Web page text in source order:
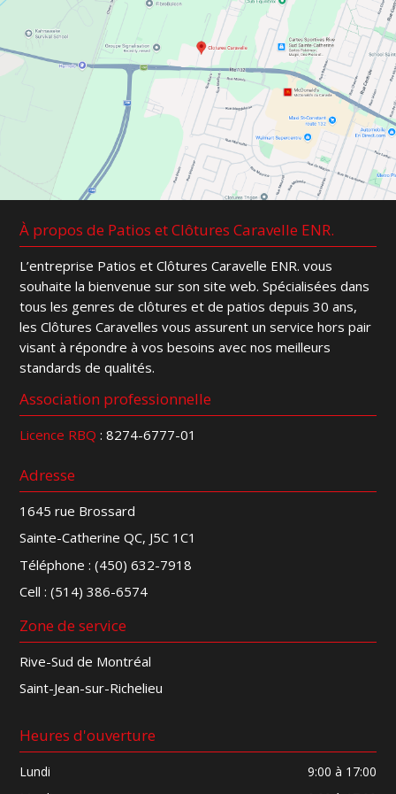
À propos de Patios et Clôtures Caravelle ENR.
L’entreprise Patios et Clôtures Caravelle ENR. vous
souhaite la bienvenue sur son site web. Spécialisées dans
tous les genres de clôtures et de patios depuis 30 ans,
les Clôtures Caravelles vous assurent un service hors pair
visant à répondre à vos besoins avec nos meilleurs
standards de qualités.
Association professionnelle
Licence RBQ : 8274-6777-01
Adresse
1645 rue Brossard
Sainte-Catherine QC, J5C 1C1
Téléphone :(450) 632-7918
Cell :(514) 386-6574
Zone de service
Rive-Sud de Montréal
Saint-Jean-sur-Richelieu
Heures d'ouverture
Lundi
9:00 à 17:00